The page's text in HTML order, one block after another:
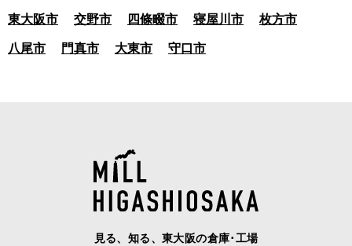
東大阪市 交野市 四條畷市 寝屋川市 枚方市
八尾市 門真市 大東市 守口市
見る、知る、東大阪の倉庫･工場